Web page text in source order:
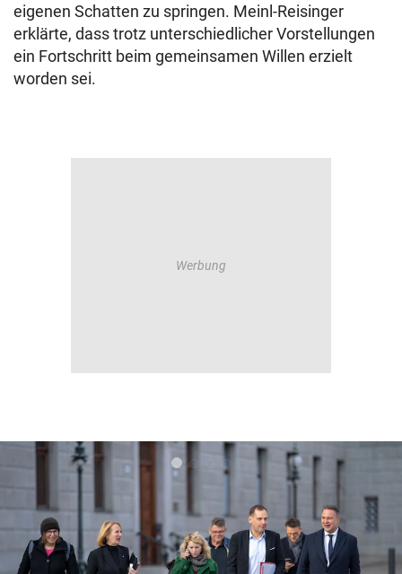
eigenen Schatten zu springen. Meinl-Reisinger
erklärte, dass trotz unterschiedlicher Vorstellungen
ein Fortschritt beim gemeinsamen Willen erzielt
worden sei.